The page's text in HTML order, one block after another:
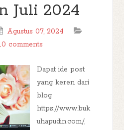
Juli 2024
Agustus 07, 2024
comments
Dapat ide post
yang keren dari
blog
https://www.buk
uhapudin.com/,